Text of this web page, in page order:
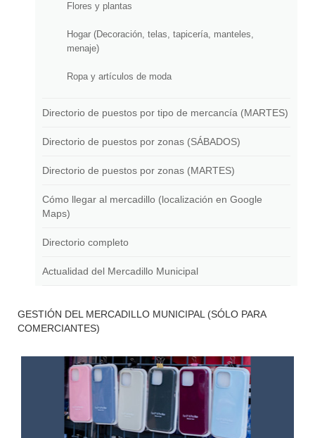
Flores y plantas
Hogar (Decoración, telas, tapicería, manteles,
menaje)
Ropa y artículos de moda
Directorio de puestos por tipo de mercancía (MARTES)
Directorio de puestos por zonas (SÁBADOS)
Directorio de puestos por zonas (MARTES)
Cómo llegar al mercadillo (localización en Google
Maps)
Directorio completo
Actualidad del Mercadillo Municipal
GESTIÓN DEL MERCADILLO MUNICIPAL (SÓLO PARA
COMERCIANTES)